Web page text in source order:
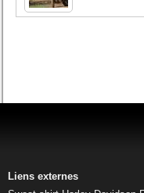
Liens externes